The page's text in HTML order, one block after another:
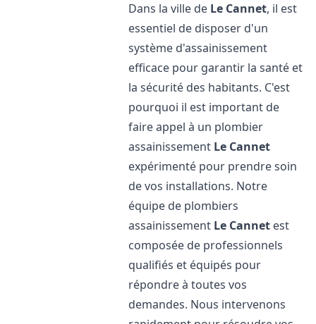
Dans la ville de Le Cannet, il est
essentiel de disposer d'un
système d'assainissement
efficace pour garantir la santé et
la sécurité des habitants. C'est
pourquoi il est important de
faire appel à un plombier
assainissement Le Cannet
expérimenté pour prendre soin
de vos installations. Notre
équipe de plombiers
assainissement Le Cannet est
composée de professionnels
qualifiés et équipés pour
répondre à toutes vos
demandes. Nous intervenons